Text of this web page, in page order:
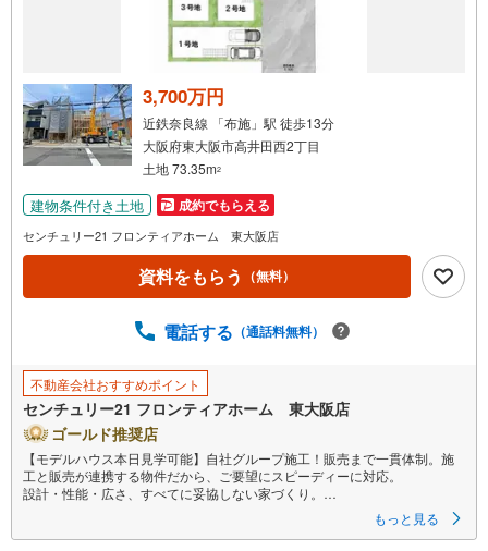
る
・
条
件
マ
イ
ペ
ジ
存
す
る
3,700万円
近鉄奈良線 「布施」駅 徒歩13分
大阪府東大阪市高井田西2丁目
土地 73.35m2
建物条件付き土地 成約でもらえる
センチュリー21 フロンティアホーム 東大阪店
資料をもらう （無料）
電話する （通話料無料）
不動産会社おすすめポイント
センチュリー21 フロンティアホーム 東大阪店
ゴールド推奨店
【モデルハウス本日見学可能】自社グループ施工！販売まで一貫体制。施
工と販売が連携する物件だから、ご要望にスピーディーに対応。
設計・性能・広さ、すべてに妥協しない家づくり。
～自社ブランド物件:建売価格で「理想」を諦めない住まい～
もっと見る